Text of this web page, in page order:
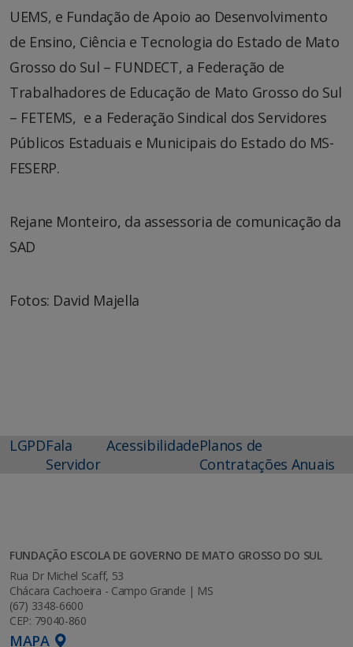
UEMS, e Fundação de Apoio ao Desenvolvimento
de Ensino, Ciência e Tecnologia do Estado de Mato
Grosso do Sul – FUNDECT, a Federação de
Trabalhadores de Educação de Mato Grosso do Sul
– FETEMS, e a Federação Sindical dos Servidores
Públicos Estaduais e Municipais do Estado do MS-
FESERP.
Rejane Monteiro, da assessoria de comunicação da
SAD
Fotos: David Majella
LGPDFala
Servidor
AcessibilidadePlanos de
Contratações Anuais
FUNDAÇÃO ESCOLA DE GOVERNO DE MATO GROSSO DO SUL
Rua Dr Michel Scaff, 53
Chácara Cachoeira - Campo Grande | MS
(67) 3348-6600
CEP: 79040-860
MAPA